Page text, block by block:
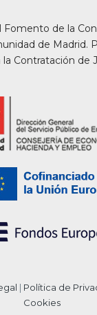
Fomento de la
de Madrid.
la Contratación de
| Política de
Cookies